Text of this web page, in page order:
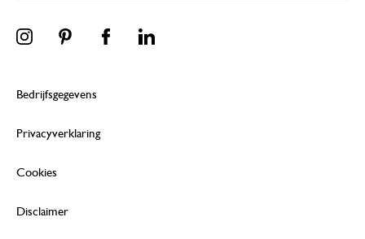
Bedrijfsgegevens
Privacyverklaring
Cookies
Disclaimer